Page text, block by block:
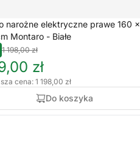
narożne elektryczne prawe 160 ×
Montaro - Białe
1 198,00 zł
zł
cena: 1 198,00 zł
Do koszyka